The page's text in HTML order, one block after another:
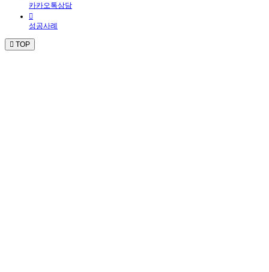
카카오톡상담
성공사례
TOP